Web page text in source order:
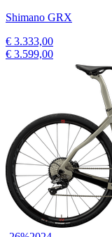
Shimano GRX
€ 3.333,00
€ 3.599,00